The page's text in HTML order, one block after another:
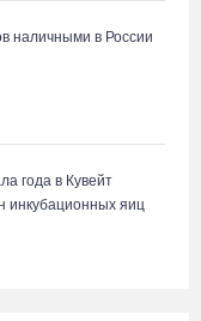
пенсионер
наличными в России
года в Кувейт
инкубационных яиц